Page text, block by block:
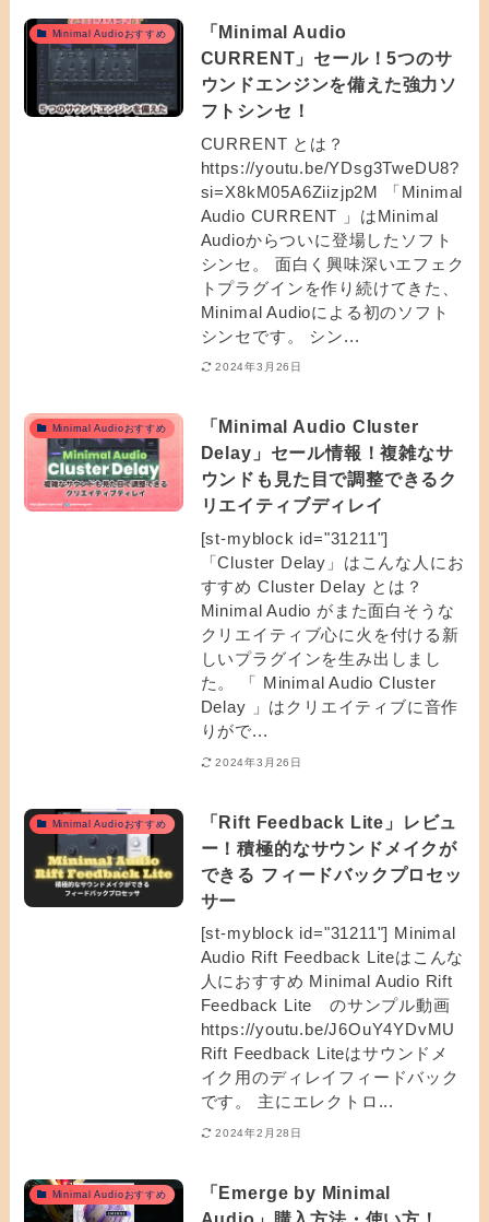
Minimal Audioおすすめ
「Minimal Audio
CURRENT」セール！5つのサ
ウンドエンジンを備えた強力ソ
フトシンセ！
CURRENT とは？
https://youtu.be/YDsg3TweDU8?
si=X8kM05A6Ziizjp2M 「Minimal
Audio CURRENT 」はMinimal
Audioからついに登場したソフト
シンセ。 面白く興味深いエフェク
トプラグインを作り続けてきた、
Minimal Audioによる初のソフト
シンセです。 シン...
2024年3月26日
Minimal Audioおすすめ
「Minimal Audio Cluster
Delay」セール情報！複雑なサ
ウンドも見た目で調整できるク
リエイティブディレイ
[st-myblock id="31211"]
「Cluster Delay」はこんな人にお
すすめ Cluster Delay とは？
Minimal Audio がまた面白そうな
クリエイティブ心に火を付ける新
しいプラグインを生み出しまし
た。 「 Minimal Audio Cluster
Delay 」はクリエイティブに音作
りがで...
2024年3月26日
Minimal Audioおすすめ
「Rift Feedback Lite」レビュ
ー！積極的なサウンドメイクが
できる フィードバックプロセッ
サー
[st-myblock id="31211"] Minimal
Audio Rift Feedback Liteはこんな
人におすすめ Minimal Audio Rift
Feedback Lite のサンプル動画
https://youtu.be/J6OuY4YDvMU
Rift Feedback Liteはサウンドメ
イク用のディレイフィードバック
です。 主にエレクトロ...
2024年2月28日
Minimal Audioおすすめ
「Emerge by Minimal